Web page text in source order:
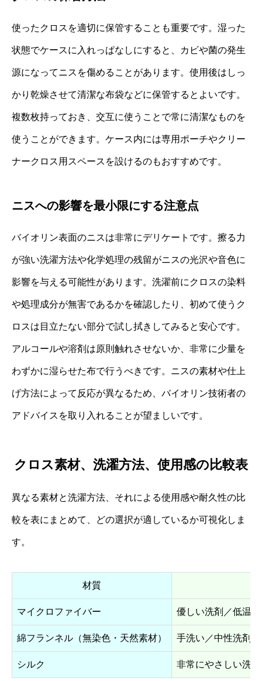
使ったクロスを適切に保管することも重要です。湿った
状態でケースに入れっぱなしにすると、カビや菌の発生
源になってニスを傷めることがあります。使用後はしっ
かり乾燥させて清潔な布袋などに保管するとよいです。
複数枚持っておき、交互に使うことで常に清潔なものを
使うことができます。ケース内には専用ポーチやクリー
ナークロス用スペースを設けるのもおすすめです。
ニスへの影響を最小限にする注意点
バイオリン表面のニスは非常にデリケートです。擦る力
が強い洗濯方法や化学処理の残留がニスの光沢や音色に
影響を与える可能性があります。洗濯前にクロスの染料
や処理成分が無害であるかを確認したり、初めて使うク
ロスは目立たない部分で試し拭きしてみると安心です。
アルコールや溶剤は原則触れさせないか、非常に少量を
わずかに湿らせた布で行うべきです。ニスの素材や仕上
げ方法によって反応が異なるため、バイオリン技術者の
アドバイスを取り入れることが望ましいです。
クロス素材、洗濯方法、使用感の比較表
異なる素材と洗濯方法、それによる使用感や耐久性の比
較を表にまとめて、どの選択が適しているか可視化しま
す。
材質
マイクロファイバー 優しい洗剤／低温
綿フランネル（無染色・天然素材） 手洗い／中性洗剤
シルク 非常にやさしい洗